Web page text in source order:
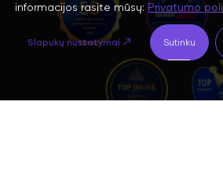
informacijos rasite mūsų:Privatumo
Sutinku
Slapukų nustatymai